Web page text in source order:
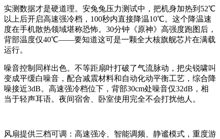
实测数据才是硬道理。安兔兔压力测试中，把机身加热到52℃
以上后开启高速强冷档，100秒内直接降温10℃。这个降温速
度在手机散热领域堪称恐怖。30分钟《原神》高强度跑图后，
背部温度仅40℃——要知道这可是一颗全大核旗舰芯片在满载
运行。
噪音控制同样出色。不等距扇叶打破了气流脉动，把尖锐啸叫
变成平缓白噪音，配合减震材料和自动化动平衡工艺，综合降
噪接近3dB。高速强冷档位下，背部30cm处噪音仅32dB，相
当于轻声耳语。夜间宿舍、卧室使用完全不会打扰他人。
风扇提供三档可调：高速强冷、智能调频、静谧模式，重度游